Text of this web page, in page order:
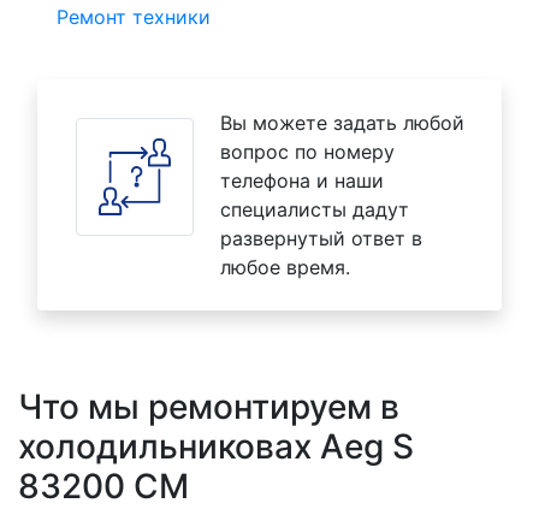
Ремонт техники
Вы можете задать любой
вопрос по номеру
телефона и наши
специалисты дадут
развернутый ответ в
любое время.
Что мы ремонтируем в
холодильниковах Aeg S
83200 CM